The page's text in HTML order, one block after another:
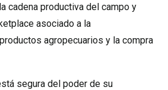
cadena productiva del campo y
asociado a la
agropecuarios y la compra
segura del poder de su